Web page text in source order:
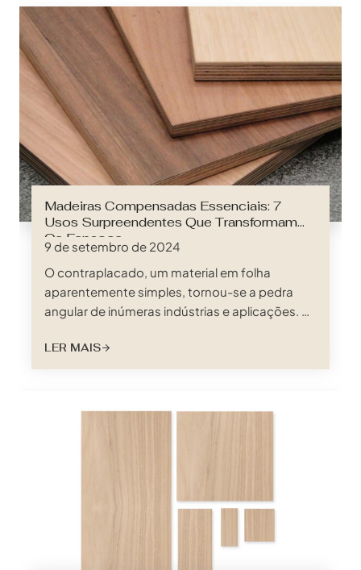
Madeiras Compensadas Essenciais: 7
Usos Surpreendentes Que Transformam
Os Espaços
9 de setembro de 2024
O contraplacado, um material em folha
aparentemente simples, tornou-se a pedra
angular de inúmeras indústrias e aplicações. A
tornaram-no um componente indispensável
na construção, no fabrico de mobiliário, na
sectores. Esta exploração abrangente
LER MAIS